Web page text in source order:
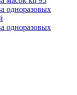
одноразовых
одноразовых